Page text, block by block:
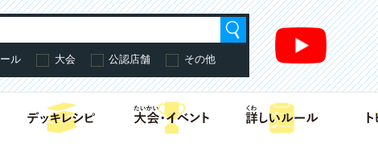
ル 大会 公認店舗 その他
はじめての方へ・あそび方商品情報